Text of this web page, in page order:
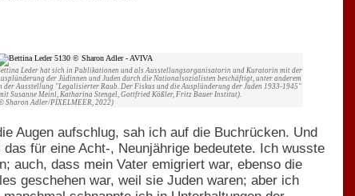
Leder hat sich in Publikationen und als Ausstellungsorganisatorin und Kuratorin mit der
der Jüdinnen und Juden durch die Nationalsozialisten beschäftigt, unter anderem
der Ausstellung "Legalisierter Raub. Der Fiskus und die Ausplünderung der Juden 1933-1945"
Susanne Meinl, Katharina Stengel, Gottfried Kößler, Fritz Bauer Institut).
Sharon Adler/PIXELMEER, 2022)
Augen aufschlug, sah ich auf die Buchrücken. Und
für eine Acht-, Neunjährige bedeutete. Ich wusste
auch, dass mein Vater emigriert war, ebenso die
geschehen war, weil sie Juden waren; aber ich